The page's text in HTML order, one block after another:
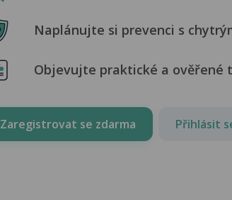
Naplánujte si prevenci s
Objevujte praktické a ověřené
Zaregistrovat se zdarma Přihlásit